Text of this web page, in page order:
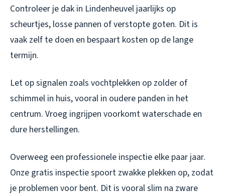
Controleer je dak in Lindenheuvel jaarlijks op
scheurtjes, losse pannen of verstopte goten. Dit is
vaak zelf te doen en bespaart kosten op de lange
termijn.
Let op signalen zoals vochtplekken op zolder of
schimmel in huis, vooral in oudere panden in het
centrum. Vroeg ingrijpen voorkomt waterschade en
dure herstellingen.
Overweeg een professionele inspectie elke paar jaar.
Onze gratis inspectie spoort zwakke plekken op, zodat
je problemen voor bent. Dit is vooral slim na zware